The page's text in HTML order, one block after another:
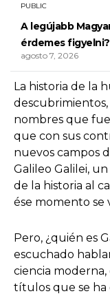
La historia de la
nombres que
que con sus
nuevos campos
Galileo Galilei,
de la historia al
ése momento se
Pero, ¿quién es
escuchado
ciencia
títulos que se ha
PUBLIC
A legújabb
érdemes figyelni?
agosto 7, 2026